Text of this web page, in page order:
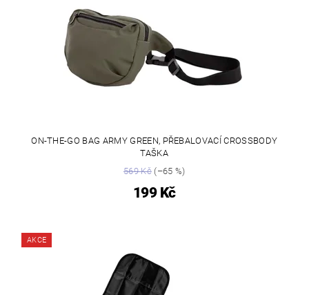
ON-THE-GO BAG ARMY GREEN, PŘEBALOVACÍ CROSSBODY
TAŠKA
569 Kč(–65 %)
199 Kč
AKCE